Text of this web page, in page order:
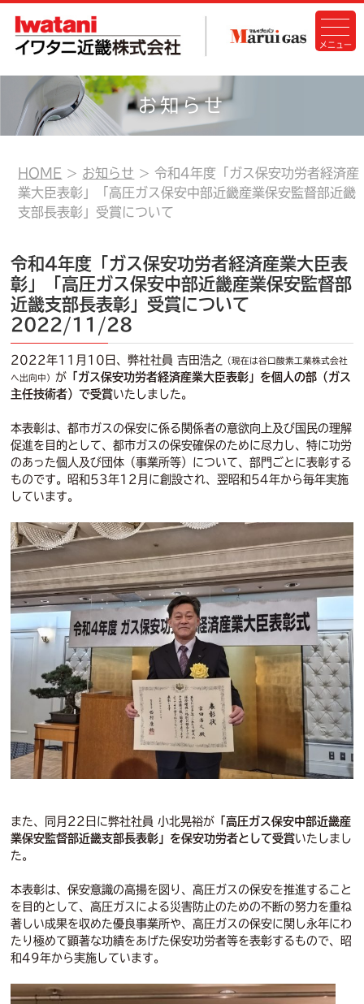
お知らせ
HOME お知らせ
令和4年度「ガス保安功労者経済産
業大臣表彰」「高圧ガス保安中部近畿産業保安監督部近畿
支部長表彰」受賞について
令和4年度「ガス保安功労者経済産業大臣表
彰」「高圧ガス保安中部近畿産業保安監督部
近畿支部長表彰」受賞について
2022/11/28
2022年11月10日、弊社社員 吉田浩之 （現在は谷口酸素工業株式会社
へ出向中） が 「ガス保安功労者経済産業大臣表彰」を個人の部（ガス
主任技術者）で受賞いたしました。
本表彰は、都市ガスの保安に係る関係者の意欲向上及び国民の理解
促進を目的として、都市ガスの保安確保のために尽力し、特に功労
のあった個人及び団体（事業所等）について、部門ごとに表彰する
ものです。昭和53年12月に創設され、翌昭和54年から毎年実施
しています。
また、同月22日に弊社社員 小北晃裕が 「高圧ガス保安中部近畿産
業保安監督部近畿支部長表彰」を保安功労者として受賞いたしまし
た。
本表彰は、保安意識の高揚を図り、高圧ガスの保安を推進すること
を目的として、高圧ガスによる災害防止のための不断の努力を重ね
著しい成果を収めた優良事業所や、高圧ガスの保安に関し永年にわ
たり極めて顕著な功績をあげた保安功労者等を表彰するもので、昭
和49年から実施しています。